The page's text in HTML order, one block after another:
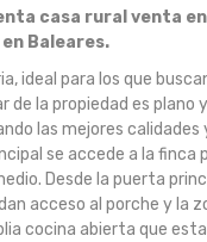
casa rural venta
Baleares.
ideal para los que
de la propiedad es plano
las mejores calidades
se accede a la finca
Desde la puerta
acceso al porche y la
cocina abierta que